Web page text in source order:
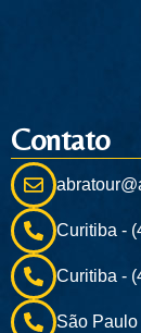
Contato
Curitiba -
Curitiba -
São